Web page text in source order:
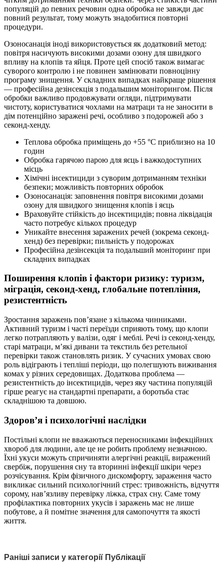
популяцій до певних речовин одна обробка не завжди дає
повний результат, тому можуть знадобитися повторні
процедури.
Озоносанація іноді використовується як додатковий метод:
повітря насичують високими дозами озону для швидкого
впливу на клопів та яйця. Проте цей спосіб також вимагає
суворого контролю і не повинен замінювати повноцінну
програму знищення. У складних випадках найкраще рішення
— професійна дезінсекція з подальшим моніторингом. Після
обробки важливо продовжувати огляди, підтримувати
чистоту, користуватися чохлами на матраци та не заносити в
дім потенційно заражені речі, особливо з подорожей або з
секонд-хенду.
Теплова обробка приміщень до +55 °C приблизно на 10
годин
Обробка гарячою парою для яєць і важкодоступних
місць
Хімічні інсектициди з суворим дотриманням техніки
безпеки; можливість повторних обробок
Озоносанація: заповнення повітря високими дозами
озону для швидкого знищення клопів і яєць
Враховуйте стійкість до інсектицидів; повна ліквідація
часто потребує кількох процедур
Уникайте внесення заражених речей (зокрема секонд-
хенд) без перевірки; пильність у подорожах
Професійна дезінсекція та подальший моніторинг при
складних випадках
Поширення клопів і фактори ризику: туризм,
міграція, секонд-хенд, глобальне потепління,
резистентність
Зростання заражень пов’язане з кількома чинниками.
Активний туризм і часті переїзди сприяють тому, що клопи
легко потрапляють у валізи, одяг і меблі. Речі із секонд-хенду,
старі матраци, м’які дивани та текстиль без ретельної
перевірки також становлять ризик. У сучасних умовах свою
роль відіграють і тепліші періоди, що полегшують виживання
комах у різних середовищах. Додаткова проблема —
резистентність до інсектицидів, через яку частина популяцій
гірше реагує на стандартні препарати, а боротьба стає
складнішою та довшою.
Здоров’я і психологічні наслідки
Постільні клопи не вважаються переносниками інфекційних
хвороб для людини, але це не робить проблему незначною.
Їхні укуси можуть спричиняти алергічні реакції, виражений
свербіж, порушення сну та вторинні інфекції шкіри через
розчісування. Крім фізичного дискомфорту, зараження часто
викликає сильний психологічний стрес: тривожність, відчуття
сорому, нав’язливу перевірку ліжка, страх сну. Саме тому
профілактика повторних укусів і заражень має не лише
побутове, а й помітне значення для самопочуття та якості
життя.
Раніші записи у категорії Публікації